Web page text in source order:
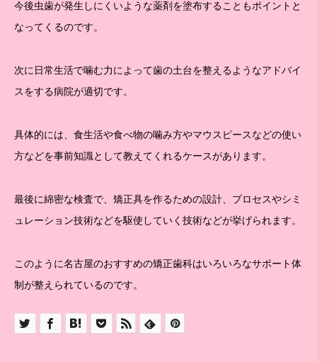
今後虫歯が発生しにくいような薬剤を塗布することもポイントと
なってくるのです。
次に日常生活で噛む力によって歯の土台を整えるようなアドバイ
スをする病院が適切です。
具体的には、食生活や食べ物の噛み方やマウスピースなどの使い
方などを事前知識として教えてくれるケースがあります。
最後に綿密な検査で、矯正具を作るための設計、プロセスやシミ
ュレーション技術などを駆使していく技術などが挙げられます。
このように名古屋のおすすめの矯正歯科はいろいろなサポート体
制が整えられているのです。